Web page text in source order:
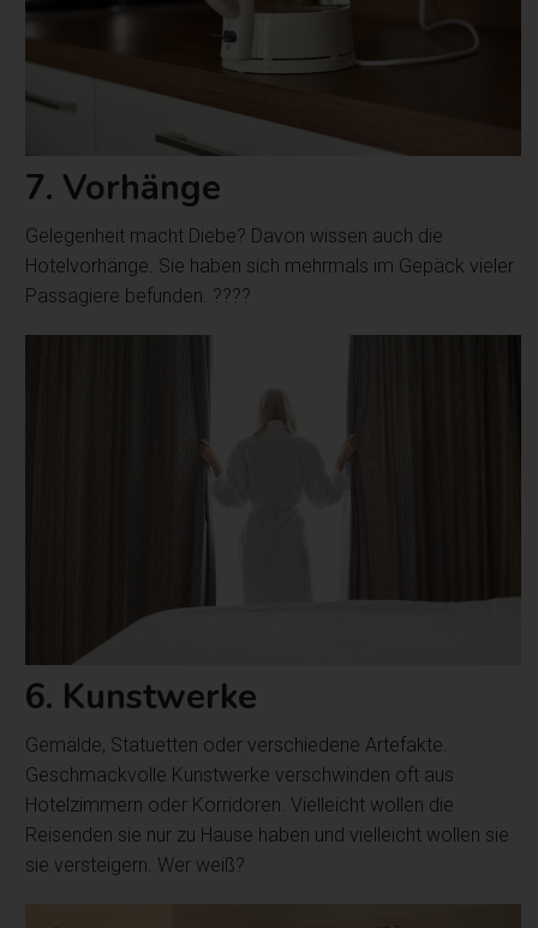
7. Vorhänge
Gelegenheit macht Diebe? Davon wissen auch die
Hotelvorhänge. Sie haben sich mehrmals im Gepäck vieler
Passagiere befunden. ????
6. Kunstwerke
Gemälde, Statuetten oder verschiedene Artefakte.
Geschmackvolle Kunstwerke verschwinden oft aus
Hotelzimmern oder Korridoren. Vielleicht wollen die
Reisenden sie nur zu Hause haben und vielleicht wollen sie
sie versteigern. Wer weiß?